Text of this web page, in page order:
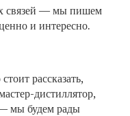
связей — мы пишем
и интересно.
рассказать,
дистиллятор,
мы будем рады